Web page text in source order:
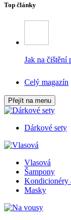
Top články
Jak na čištění
Celý magazín
Přejít na menu
Dárkové sety
Vlasová
Šampony
Kondicionéry
Masky